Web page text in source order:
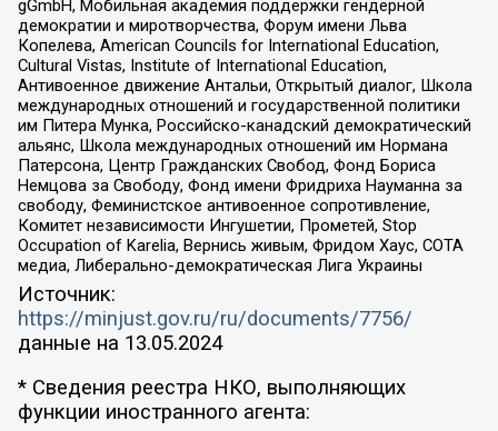
gGmbH, Мобильная академия поддержки гендерной
демократии и миротворчества, Форум имени Льва
Копелева, American Councils for International Education,
Cultural Vistas, Institute of International Education,
Антивоенное движение Антальи, Открытый диалог, Школа
международных отношений и государственной политики
им Питера Мунка, Российско-канадский демократический
альянс, Школа международных отношений им Нормана
Патерсона, Центр Гражданских Свобод, Фонд Бориса
Немцова за Свободу, Фонд имени Фридриха Науманна за
свободу, Феминистское антивоенное сопротивление,
Комитет независимости Ингушетии, Прометей, Stop
Occupation of Karelia, Вернись живым, Фридом Хаус, СОТА
медиа, Либерально-демократическая Лига Украины
Источник:
https://minjust.gov.ru/ru/documents/7756/
данные на 13.05.2024
* Сведения реестра НКО, выполняющих
функции иностранного агента: